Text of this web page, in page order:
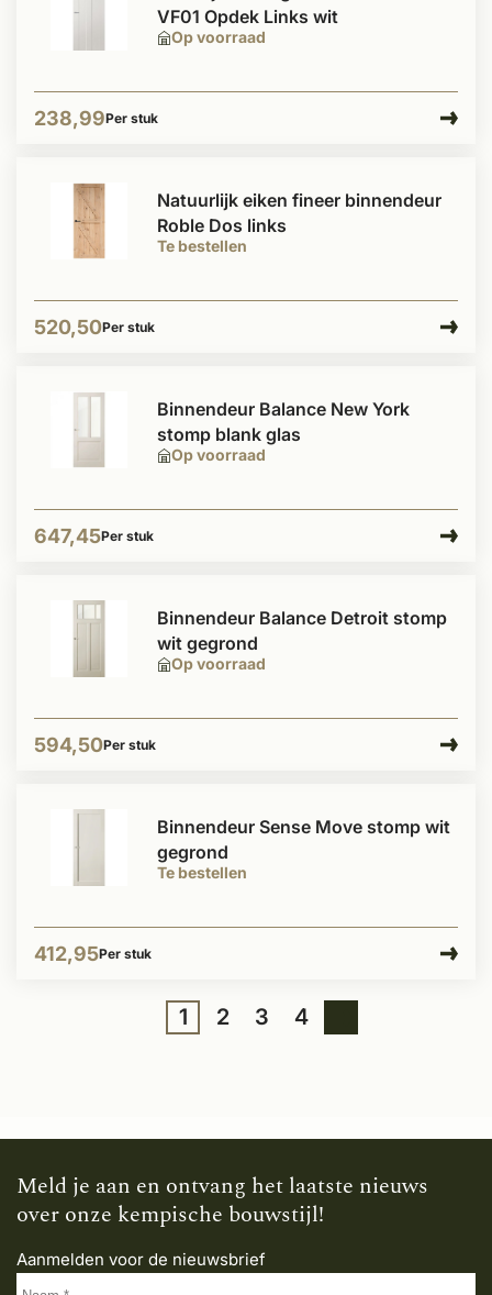
Op voorraad
VF01 Opdek Links wit
238,99Per stuk
Te bestellen
Natuurlijk eiken fineer binnendeur
Roble Dos links
520,50Per stuk
Op voorraad
Binnendeur Balance New York
stomp blank glas
647,45Per stuk
Op voorraad
Binnendeur Balance Detroit stomp
wit gegrond
594,50Per stuk
Te bestellen
Binnendeur Sense Move stomp wit
gegrond
412,95Per stuk
1 2 3 4
Meld je aan en ontvang het laatste nieuws
over onze kempische bouwstijl!
Aanmelden voor de nieuwsbrief